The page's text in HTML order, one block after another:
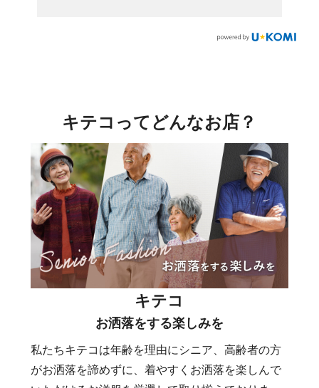
キテコってどんなお店？
キテコ
お洒落をする楽しみを
私たちキテコは年齢を理由にシニア、高齢者の方
がお洒落を諦めずに、着やすくお洒落を楽しんで